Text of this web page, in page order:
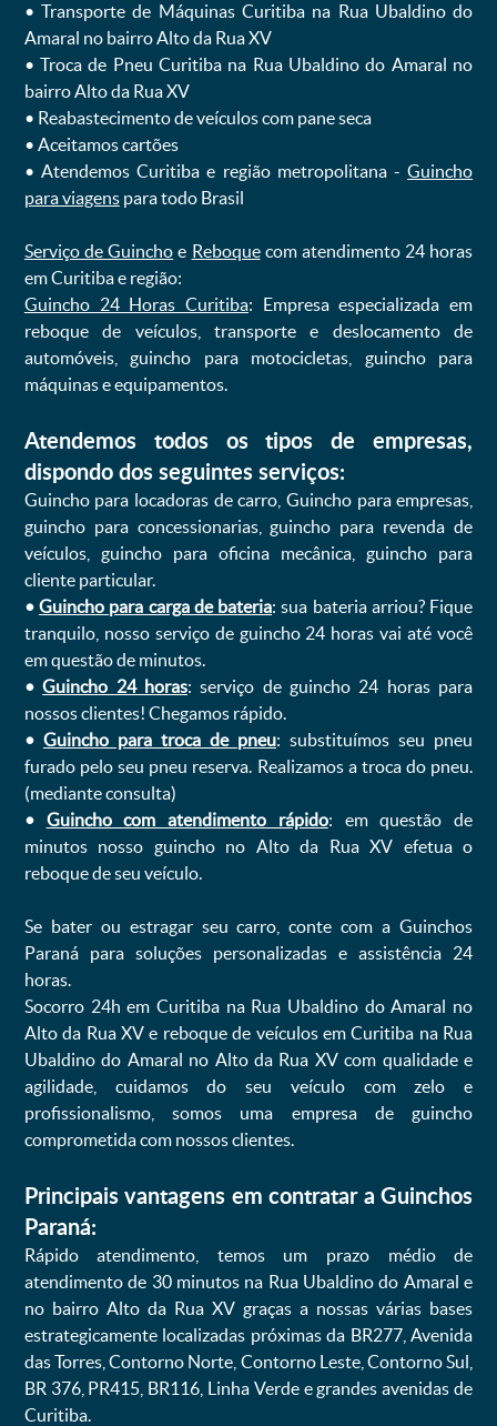
ㅤㅤ• Transporte de Máquinas Curitiba na Rua Ubaldino do
Amaral no bairro Alto da Rua XV
ㅤㅤ• Troca de Pneu Curitiba na Rua Ubaldino do Amaral no
bairro Alto da Rua XV
ㅤㅤ• Reabastecimento de veículos com pane seca
ㅤㅤ• Aceitamos cartões
ㅤㅤ• Atendemos Curitiba e região metropolitana -Guincho
para viagenspara todo Brasil
Serviço de Guincho e Reboquecom atendimento 24 horas
em Curitiba e região:
Guincho 24 Horas Curitiba: Empresa especializada em
reboque de veículos, transporte e deslocamento de
automóveis, guincho para motocicletas, guincho para
máquinas e equipamentos.
Atendemos todos os tipos de empresas,
dispondo dos seguintes serviços:
Guincho para locadoras de carro, Guincho para empresas,
guincho para concessionarias, guincho para revenda de
veículos, guincho para oficina mecânica, guincho para
cliente particular.
•Guincho para carga de bateria: sua bateria arriou? Fique
tranquilo, nosso serviço de guincho 24 horas vai até você
em questão de minutos.
•Guincho 24 horas: serviço de guincho 24 horas para
nossos clientes! Chegamos rápido.
• Guincho para troca de pneu: substituímos seu pneu
furado pelo seu pneu reserva. Realizamos a troca do pneu.
(mediante consulta)
• Guincho com atendimento rápido: em questão de
minutos nosso guincho no Alto da Rua XV efetua o
reboque de seu veículo.
Se bater ou estragar seu carro, conte com a Guinchos
Paraná para soluções personalizadas e assistência 24
horas.
Socorro 24h em Curitiba na Rua Ubaldino do Amaral no
Alto da Rua XV e reboque de veículos em Curitiba na Rua
Ubaldino do Amaral no Alto da Rua XV com qualidade e
agilidade, cuidamos do seu veículo com zelo e
profissionalismo, somos uma empresa de guincho
comprometida com nossos clientes.
Principais vantagens em contratar a Guinchos
Paraná:
Rápido atendimento, temos um prazo médio de
atendimento de 30 minutos na Rua Ubaldino do Amaral e
no bairro Alto da Rua XV graças a nossas várias bases
estrategicamente localizadas próximas da BR277, Avenida
das Torres, Contorno Norte, Contorno Leste, Contorno Sul,
BR 376, PR415, BR116, Linha Verde e grandes avenidas de
Curitiba.